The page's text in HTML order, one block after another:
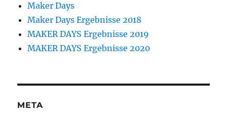
Maker Days
Maker Days Ergebnisse 2018
MAKER DAYS Ergebnisse 2019
MAKER DAYS Ergebnisse 2020
META